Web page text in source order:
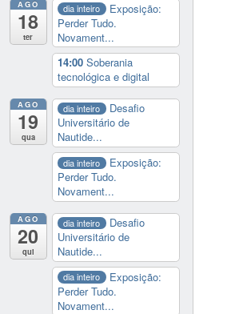
AGO
18
ter
dia inteiro
Exposição:
Perder Tudo.
Novament...
14:00 Soberania
tecnológica e digital
AGO
19
qua
dia inteiro
Desafio
Universitário de
Nautide...
dia inteiro
Exposição:
Perder Tudo.
Novament...
AGO
20
qui
dia inteiro
Desafio
Universitário de
Nautide...
dia inteiro
Exposição:
Perder Tudo.
Novament...